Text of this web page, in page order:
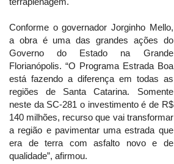
Conforme o governador Jorginho Mello,
a obra é uma das grandes ações do
Governo do Estado na Grande
Florianópolis. “O Programa Estrada Boa
está fazendo a diferença em todas as
regiões de Santa Catarina. Somente
neste da SC-281 o investimento é de R$
140 milhões, recurso que vai transformar
a região e pavimentar uma estrada que
era de terra com asfalto novo e de
qualidade”, afirmou.